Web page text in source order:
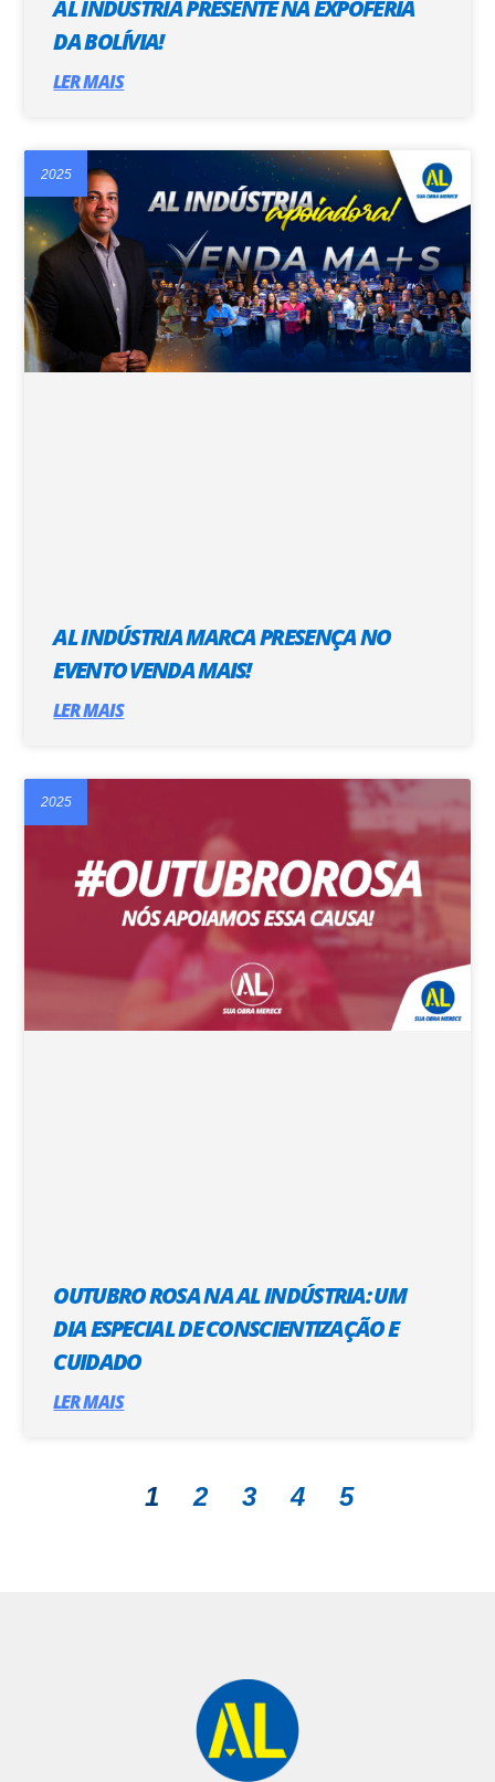
AL INDÚSTRIA PRESENTE NA EXPOFERIA
DA BOLÍVIA!
LER MAIS
2025
AL INDÚSTRIA MARCA PRESENÇA NO
EVENTO VENDA MAIS!
LER MAIS
2025
OUTUBRO ROSA NA AL INDÚSTRIA: UM
DIA ESPECIAL DE CONSCIENTIZAÇÃO E
CUIDADO
LER MAIS
1 2 3 4 5